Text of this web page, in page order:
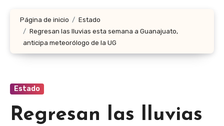
Página de inicio
Estado
Regresan las lluvias esta semana a Guanajuato,
anticipa meteorólogo de la UG
Estado
Regresan las lluvias